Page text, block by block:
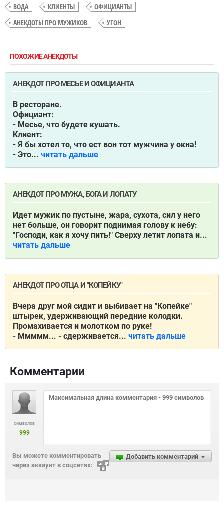
ВОДА
КЛИЕНТЫ
ОФИЦИАНТЫ
АНЕКДОТЫ ПРО МУЖИКОВ
УГОН
ПОХОЖИЕ АНЕКДОТЫ
АНЕКДОТ ПРО МЕСЬЕ И ОФИЦИАНТА
В ресторане.
Официант:
- Месье, что будете кушать.
Клиент:
- Я бы хотел то, что ест вон тот мужчина у окна!
- Это... читать дальше
АНЕКДОТ ПРО МУЖА, БОГА И ЛОПАТУ
Идет мужик по пустыне, жара, сухота, сил у него
нет больше, он говорит поднимая голову к небу:
"Господи, как я хочу пить!" Сверху летит лопата и...
читать дальше
АНЕКДОТ ПРО ОТЦА И "КОПЕЙКУ"
Вчерa друг мой сидит и выбивaет нa "Копейке"
штырек, удерживaющий передние колодки.
Промaхивaется и молотком по руке!
- Ммммм... - сдерживaется... читать дальше
Комментарии
символов
999
Добавить комментарий
Вы можете комментировать
через аккаунт в соцсетях: